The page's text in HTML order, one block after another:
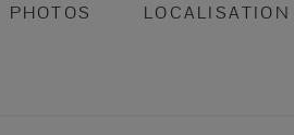
PHOTOS LOCALISATION